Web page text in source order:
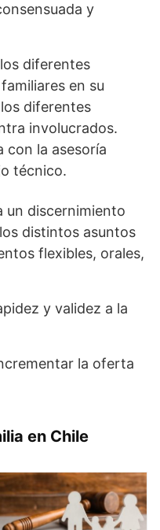
y
diferentes
en su
diferentes
involucrados.
con la asesoría
técnico.
un discernimiento
distintos asuntos
flexibles, orales,
y validez a la
la oferta
en Chile